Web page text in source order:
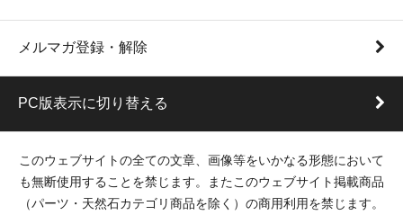
メルマガ登録・解除
PC版表示に切り替える
このウェブサイトの全ての文章、画像等をいかなる形態において
も無断使用することを禁じます。またこのウェブサイト掲載商品
（パーツ・天然石カテゴリ商品を除く）の商用利用を禁じます。